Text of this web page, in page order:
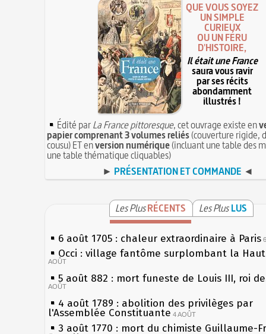
QUE VOUS SOYEZ
UN SIMPLE
CURIEUX
OU UN FÉRU
D'HISTOIRE,
Il était une France
saura vous ravir
par ses récits
abondamment
illustrés !
Édité parLa France pittoresque, cet ouvrage existe en
papier comprenant 3 volumes reliés(couverture rigide,
cousu) ET enversion numérique(incluant une table des
une table thématique cliquables)
► PRÉSENTATION ET COMMANDE ◄
Les PlusRÉCENTS Les Plus LUS
6 août 1705 : chaleur extraordinaire à Paris
Occi : village fantôme surplombant la
AOÛT
5 août 882 : mort funeste de Louis III, roi
AOÛT
4 août 1789 : abolition des privilèges par
l'Assemblée Constituante 4 AOÛT
3 août 1770 : mort du chimiste Guillaume-